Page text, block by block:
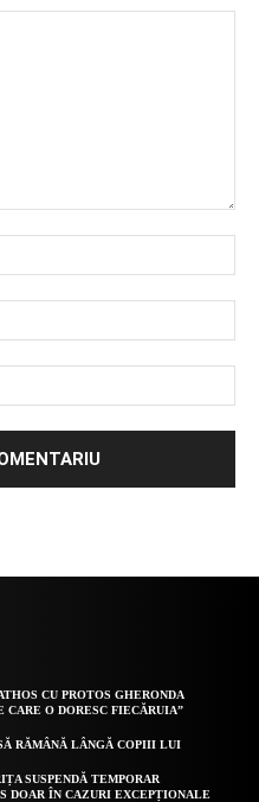
CU PROTOS GHERONDA
CARE O DORESC FIECĂRUIA”
RĂMÂNĂ LÂNGĂ COPIII LUI
SUSPENDĂ TEMPORAR
DOAR ÎN CAZURI EXCEPȚIONALE